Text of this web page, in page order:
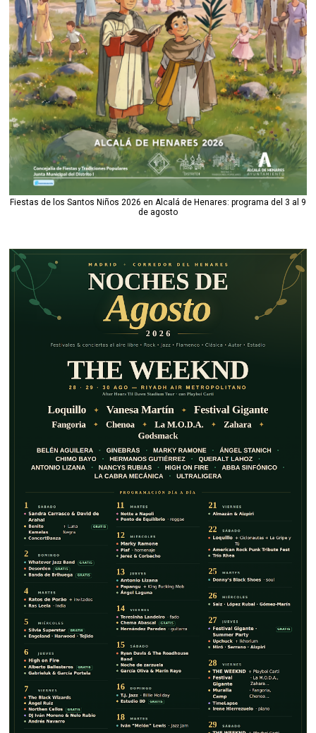
Fiestas de los Santos Niños 2026 en Alcalá de Henares: programa del 3 al 9
de agosto